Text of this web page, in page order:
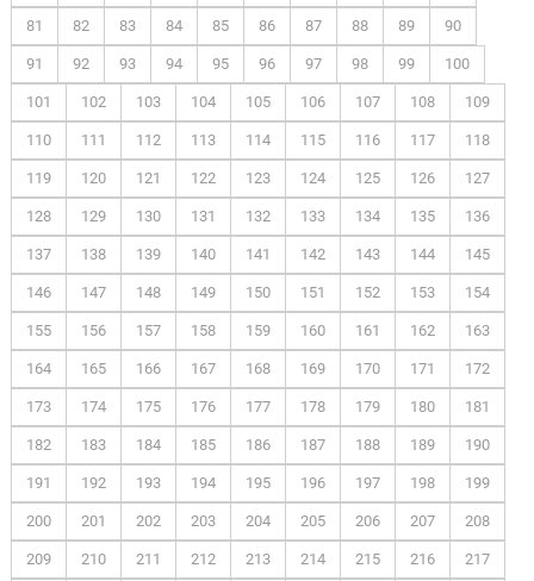
81 82 83 84 85 86 87 88 89 90
91 92 93 94 95 96 97 98 99 100
101 102 103 104 105 106 107 108 109
110 111 112 113 114 115 116 117 118
119 120 121 122 123 124 125 126 127
128 129 130 131 132 133 134 135 136
137 138 139 140 141 142 143 144 145
146 147 148 149 150 151 152 153 154
155 156 157 158 159 160 161 162 163
164 165 166 167 168 169 170 171 172
173 174 175 176 177 178 179 180 181
182 183 184 185 186 187 188 189 190
191 192 193 194 195 196 197 198 199
200 201 202 203 204 205 206 207 208
209 210 211 212 213 214 215 216 217